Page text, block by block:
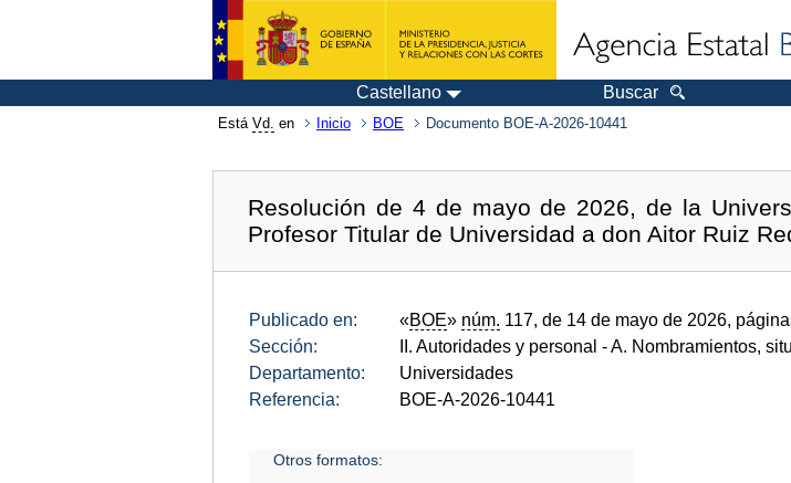
Castellano Buscar
Está Vd. en Inicio BOE Documento BOE-A-2026-10441
Resolución de 4 de mayo de 2026, de la
Profesor Titular de Universidad a don Aitor Ruiz
Publicado en: «BOE» núm. 117, de 14 de mayo de 2026,
Sección:
II. Autoridades y personal - A. Nombramientos,
Departamento:
Universidades
Referencia:
BOE-A-2026-10441
Otros formatos: